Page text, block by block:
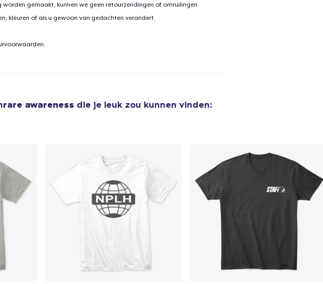
gemaakt, kunnen we geen retourzendingen of omruilingen
kleuren of als u gewoon van gedachten verandert.
rare awareness die je leuk zou kunnen vinden:
Ga door naar de Kassa Doorgaan met winkelen
Unisex Classic Pullover Hoodie
US$ 30,00